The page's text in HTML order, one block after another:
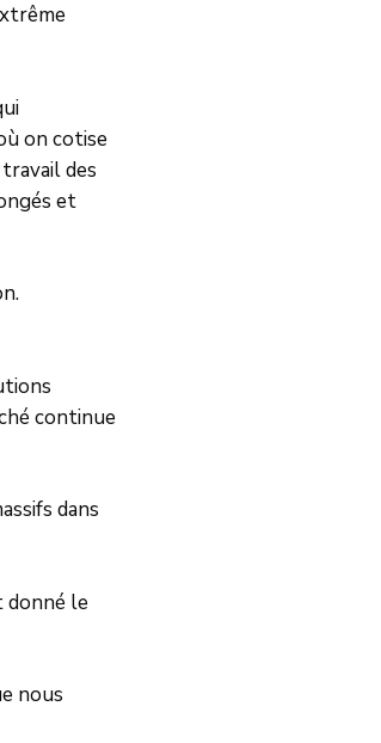
on cotise
des
et
continue
dans
donné le
nous